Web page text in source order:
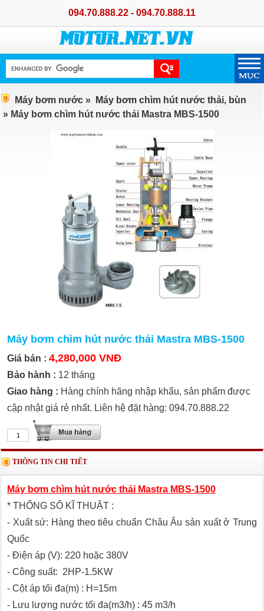
094.70.888.22 - 094.70.888.11
Máy bơm nước »
Máy bơm chìm hút nước thải, bùn
» Máy bơm chìm hút nước thải Mastra MBS-1500
Máy bơm chìm hút nước thải Mastra MBS-1500
Giá bán : 4,280,000 VNĐ
Bảo hành : 12 tháng
Giao hàng : Hàng chính hãng nhập khẩu, sản phẩm được
cập nhật giá rẻ nhất. Liên hệ đặt hàng: 094.70.888.22
THÔNG TIN CHI TIẾT
Máy bơm chìm hút nước thải Mastra MBS-1500
* THỐNG SỐ KĨ THUẬT :
- Xuất sứ: Hàng theo tiêu chuẩn Châu Âu sản xuất ở Trung
Quốc
- Điện áp (V): 220 hoặc 380V
- Công suất: 2HP-1.5KW
- Cột áp tối đa(m) : H=15m
- Lưu lượng nước tối đa(m3/h) : 45 m3/h